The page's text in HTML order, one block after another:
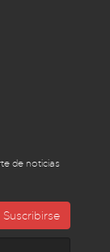
de noticias
Suscribirse